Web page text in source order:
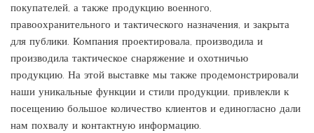
покупателей, а также продукцию военного,
правоохранительного и тактического назначения, и закрыта
для публики. Компания проектировала, производила и
производила тактическое снаряжение и охотничью
продукцию. На этой выставке мы также продемонстрировали
наши уникальные функции и стили продукции, привлекли к
посещению большое количество клиентов и единогласно дали
нам похвалу и контактную информацию.